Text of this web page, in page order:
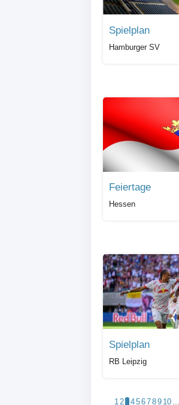
Spielplan
Hamburger SV
Feiertage
Hessen
Spielplan
RB Leipzig
1 2 456789 10